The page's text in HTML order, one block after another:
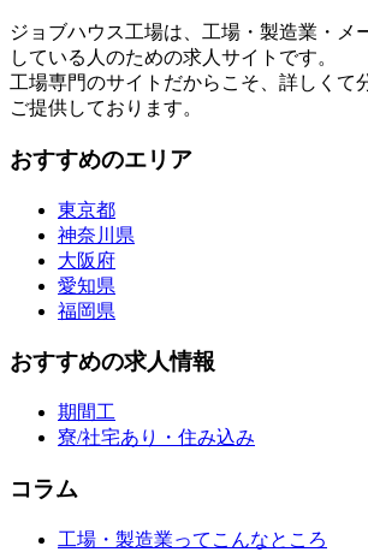
ジョブハウス工場は、工場・製造業・メ
している人のための求人サイトです。
工場専門のサイトだからこそ、詳しくて
ご提供しております。
おすすめのエリア
東京都
神奈川県
大阪府
愛知県
福岡県
おすすめの求人情報
期間工
寮/社宅あり・住み込み
コラム
工場・製造業ってこんなところ